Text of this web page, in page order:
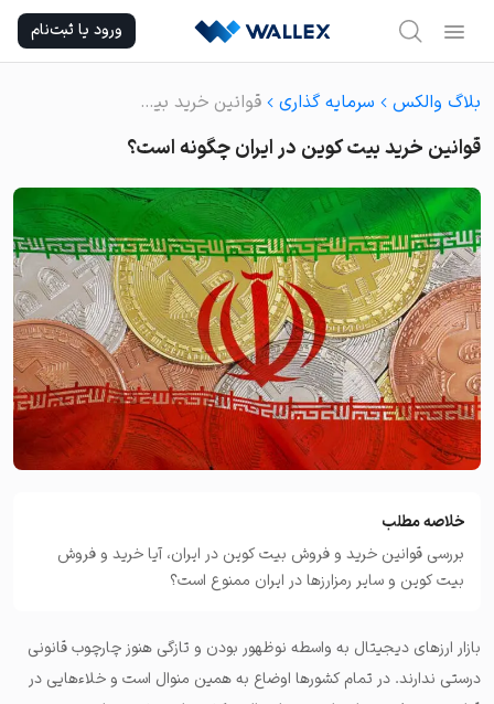
content
ورود یا ثبت‌نام
بلاگ والکس سرمایه گذاری قوانین خرید بیت کوین در ایران چگونه است؟
قوانین خرید بیت کوین در ایران چگونه است؟
خلاصه مطلب
بررسی قوانین خرید و فروش بیت کوین در ایران، آیا خرید و فروش
بیت کوین و سایر رمزارزها در ایران ممنوع است؟
بازار ارزهای دیجیتال به واسطه نوظهور بودن و تازگی هنوز چارچوب قانونی
درستی ندارند. در تمام کشورها اوضاع به همین منوال است و خلاءهایی در